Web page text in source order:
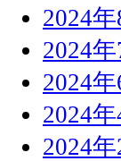
2024年
2024年
2024年
2024年
2024年